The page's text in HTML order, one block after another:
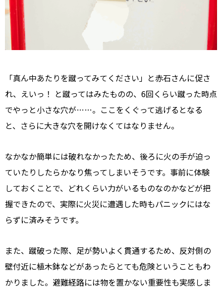
「真ん中あたりを蹴ってみてください」と赤石さんに促さ
れ、えいっ！ と蹴ってはみたものの、6回くらい蹴った時点
でやっと小さな穴が……。ここをくぐって逃げるとなる
と、さらに大きな穴を開けなくてはなりません。
なかなか簡単には破れなかったため、後ろに火の手が迫っ
ていたりしたらかなり焦ってしまいそうです。事前に体験
しておくことで、どれくらい力がいるものなのかなどが把
握できたので、実際に火災に遭遇した時もパニックにはな
らずに済みそうです。
また、蹴破った際、足が勢いよく貫通するため、反対側の
壁付近に植木鉢などがあったらとても危険ということもわ
かりました。避難経路には物を置かない重要性も実感しま